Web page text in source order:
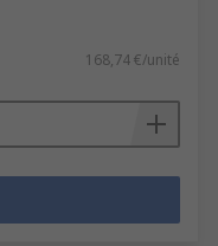
168,74 €/unité